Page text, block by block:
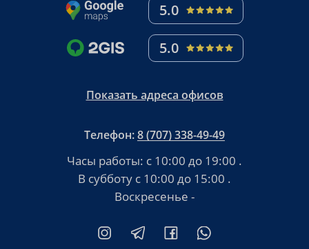
5.0
5.0
Показать адреса офисов
Телефон:8 (707) 338-49-49
Часы работы: с 10:00 до 19:00 .
В субботу с 10:00 до 15:00 .
Воскресенье -